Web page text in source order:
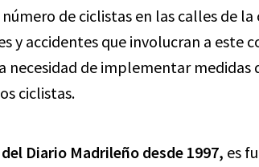
de ciclistas en las calles de
y accidentes que involucran a este
necesidad de implementar medidas
ciclistas.
Diario Madrileño desde 1997, es